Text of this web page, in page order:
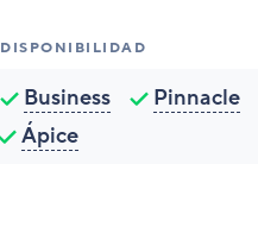
DISPONIBILIDAD
Business
Pinnacle
Ápice